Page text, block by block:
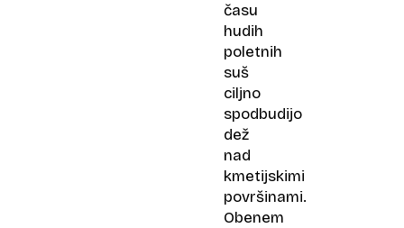
času
hudih
poletnih
suš
ciljno
spodbudijo
dež
nad
kmetijskimi
površinami.
Obenem